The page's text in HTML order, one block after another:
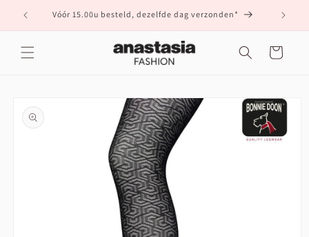
naar deVóór 15.00u besteld, dezelfde dag verzonden*
Winkelwagen